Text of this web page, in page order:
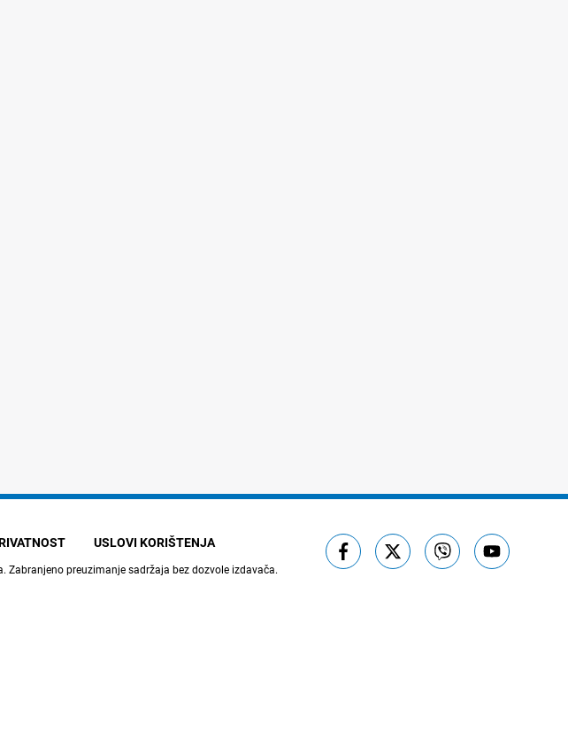
USLOVI KORIŠTENJA
Zabranjeno preuzimanje sadržaja bez dozvole izdavača.